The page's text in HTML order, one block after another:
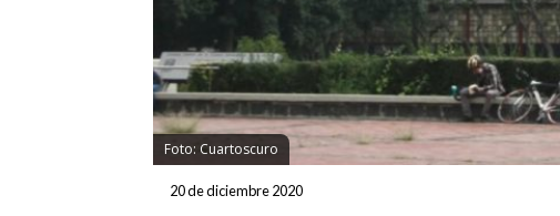
Foto: Cuartoscuro
20 de diciembre 2020